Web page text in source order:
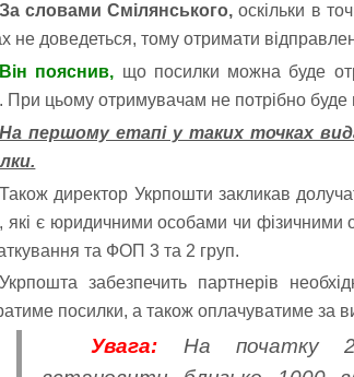
За словами Смілянського, оскільки в
не доведеться, тому отримати
Він пояснив, що посилки можна буде
При цьому отримувачам не потрібно буде
На першому етапі у таких точках
Також директор Укрпошти закликав
які є юридичними особами чи
та ФОП 3 та 2 груп.
Укрпошта забезпечить партнерів
посилки, а також оплачуватиме за
Увага: На початку